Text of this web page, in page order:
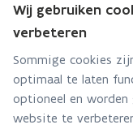
Ophaalkalender
Recyclagepark
Wij gebruiken
verbeteren
Sommige cookies
optimaal te laten
optioneel en
website te